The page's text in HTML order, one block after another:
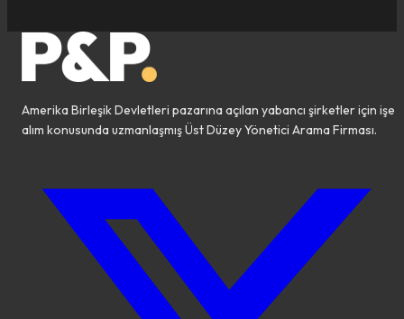
Amerika Birleşik Devletleri pazarına açılan yabancı şirketler için işe
alım konusunda uzmanlaşmış Üst Düzey Yönetici Arama Firması.